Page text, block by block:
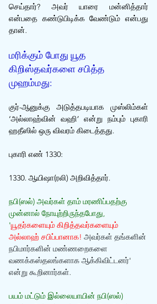
செய்தார்? அவர் யாரை மன்னித்தார்
என்பதை கண்டுபிடிக்க வேண்டும் என்பது
தான்.
மரிக்கும் போது யூத
கிறிஸ்தவர்களை சபித்த
முஹம்மது:
குர்-ஆனுக்கு அடுத்தபடியாக முஸ்லிம்கள்
‘அல்லாஹ்வின் வஹி’ என்று நம்பும் புகாரி
ஹதீஸில் ஒரு விவரம் கிடைத்தது.
புகாரி எண் 1330:
1330. ஆயிஷா(ரலி) அறிவித்தார்.
நபி(ஸல்) அவர்கள் தாம் மரணிப்பதற்கு
முன்னால் நோயுற்றிருந்தபோது,
'யூதர்களையும் கிறித்தவர்களையும்
அல்லாஹ் சபிப்பானாக! அவர்கள் தங்களின்
நபிமார்களின் மண்ணறைகளை
வணக்கஸ்தலங்களாக ஆக்கிவிட்டனர்'
என்று கூறினார்கள்.
பயம் மட்டும் இல்லையாயின் நபி(ஸல்)